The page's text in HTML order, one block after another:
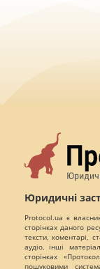
Юридичні
Protocol.ua є
сторінках даного
тексти, коментарі,
аудіо, інші
сторінках
пошуковими